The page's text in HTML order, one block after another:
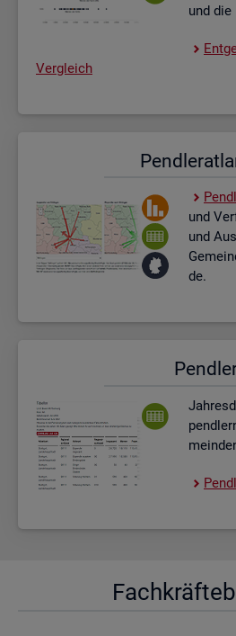
und die
Ver­gleich
und
und
de.